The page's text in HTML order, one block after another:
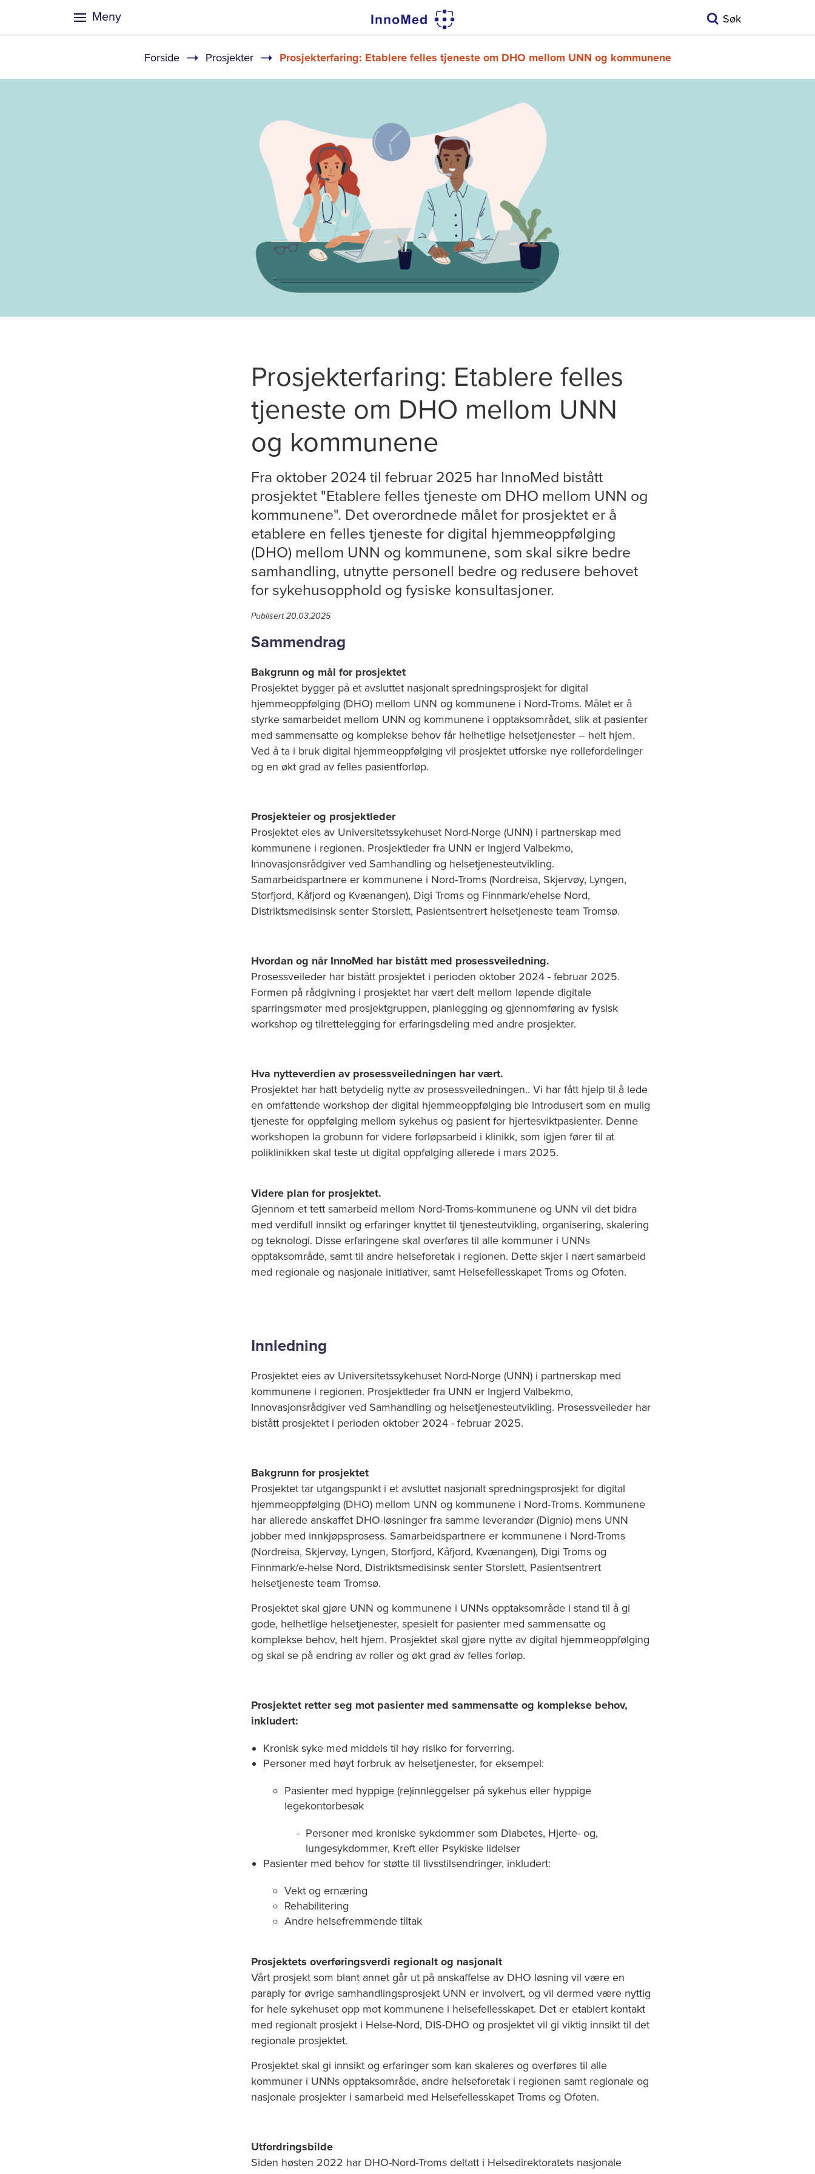
Meny Søk
Navigasjonssti
Forside Prosjekter Prosjekterfaring: Etablere felles tjeneste om DHO mellom UNN og kommunene
Prosjekterfaring: Etablere felles
tjeneste om DHO mellom UNN
og kommunene
Fra oktober 2024 til februar 2025 har InnoMed bistått
prosjektet "Etablere felles tjeneste om DHO mellom UNN og
kommunene". Det overordnede målet for prosjektet er å
etablere en felles tjeneste for digital hjemmeoppfølging
(DHO) mellom UNN og kommunene, som skal sikre bedre
samhandling, utnytte personell bedre og redusere behovet
for sykehusopphold og fysiske konsultasjoner.
Publisert 20.03.2025
Sammendrag
Bakgrunn og mål for prosjektet
Prosjektet bygger på et avsluttet nasjonalt spredningsprosjekt for digital
hjemmeoppfølging (DHO) mellom UNN og kommunene i Nord-Troms. Målet er å
styrke samarbeidet mellom UNN og kommunene i opptaksområdet, slik at pasienter
med sammensatte og komplekse behov får helhetlige helsetjenester – helt hjem.
Ved å ta i bruk digital hjemmeoppfølging vil prosjektet utforske nye rollefordelinger
og en økt grad av felles pasientforløp.
Prosjekteier og prosjektleder
Prosjektet eies av Universitetssykehuset Nord-Norge (UNN) i partnerskap med
kommunene i regionen. Prosjektleder fra UNN er Ingjerd Valbekmo,
Innovasjonsrådgiver ved Samhandling og helsetjenesteutvikling.
Samarbeidspartnere er kommunene i Nord-Troms (Nordreisa, Skjervøy, Lyngen,
Storfjord, Kåfjord og Kvænangen), Digi Troms og Finnmark/ehelse Nord,
Distriktsmedisinsk senter Storslett, Pasientsentrert helsetjeneste team Tromsø.
Hvordan og når InnoMed har bistått med prosessveiledning.
Prosessveileder har bistått prosjektet i perioden oktober 2024 - februar 2025.
Formen på rådgivning i prosjektet har vært delt mellom løpende digitale
sparringsmøter med prosjektgruppen, planlegging og gjennomføring av fysisk
workshop og tilrettelegging for erfaringsdeling med andre prosjekter.
Hva nytteverdien av prosessveiledningen har vært.
Prosjektet har hatt betydelig nytte av prosessveiledningen.. Vi har fått hjelp til å lede
en omfattende workshop der digital hjemmeoppfølging ble introdusert som en mulig
tjeneste for oppfølging mellom sykehus og pasient for hjertesviktpasienter. Denne
workshopen la grobunn for videre forløpsarbeid i klinikk, som igjen fører til at
poliklinikken skal teste ut digital oppfølging allerede i mars 2025.
Videre plan for prosjektet.
Gjennom et tett samarbeid mellom Nord-Troms-kommunene og UNN vil det bidra
med verdifull innsikt og erfaringer knyttet til tjenesteutvikling, organisering, skalering
og teknologi. Disse erfaringene skal overføres til alle kommuner i UNNs
opptaksområde, samt til andre helseforetak i regionen. Dette skjer i nært samarbeid
med regionale og nasjonale initiativer, samt Helsefellesskapet Troms og Ofoten.
Innledning
Prosjektet eies av Universitetssykehuset Nord-Norge (UNN) i partnerskap med
kommunene i regionen. Prosjektleder fra UNN er Ingjerd Valbekmo,
Innovasjonsrådgiver ved Samhandling og helsetjenesteutvikling. Prosessveileder har
bistått prosjektet i perioden oktober 2024 - februar 2025.
Bakgrunn for prosjektet
Prosjektet tar utgangspunkt i et avsluttet nasjonalt spredningsprosjekt for digital
hjemmeoppfølging (DHO) mellom UNN og kommunene i Nord-Troms. Kommunene
har allerede anskaffet DHO-løsninger fra samme leverandør (Dignio) mens UNN
jobber med innkjøpsprosess. Samarbeidspartnere er kommunene i Nord-Troms
(Nordreisa, Skjervøy, Lyngen, Storfjord, Kåfjord, Kvænangen), Digi Troms og
Finnmark/e-helse Nord, Distriktsmedisinsk senter Storslett, Pasientsentrert
helsetjeneste team Tromsø.
Prosjektet skal gjøre UNN og kommunene i UNNs opptaksområde i stand til å gi
gode, helhetlige helsetjenester, spesielt for pasienter med sammensatte og
komplekse behov, helt hjem. Prosjektet skal gjøre nytte av digital hjemmeoppfølging
og skal se på endring av roller og økt grad av felles forløp.
Prosjektet retter seg mot pasienter med sammensatte og komplekse behov,
inkludert:
Kronisk syke med middels til høy risiko for forverring.
Personer med høyt forbruk av helsetjenester, for eksempel:
Pasienter med hyppige (re)innleggelser på sykehus eller hyppige
legekontorbesøk
Personer med kroniske sykdommer som Diabetes, Hjerte- og,
lungesykdommer, Kreft eller Psykiske lidelser
Pasienter med behov for støtte til livsstilsendringer, inkludert:
Vekt og ernæring
Rehabilitering
Andre helsefremmende tiltak
Prosjektets overføringsverdi regionalt og nasjonalt
Vårt prosjekt som blant annet går ut på anskaffelse av DHO løsning vil være en
paraply for øvrige samhandlingsprosjekt UNN er involvert, og vil dermed være nyttig
for hele sykehuset opp mot kommunene i helsefellesskapet. Det er etablert kontakt
med regionalt prosjekt i Helse-Nord, DIS-DHO og prosjektet vil gi viktig innsikt til det
regionale prosjektet.
Prosjektet skal gi innsikt og erfaringer som kan skaleres og overføres til alle
kommuner i UNNs opptaksområde, andre helseforetak i regionen samt regionale og
nasjonale prosjekter i samarbeid med Helsefellesskapet Troms og Ofoten.
Utfordringsbilde
Siden høsten 2022 har DHO-Nord-Troms deltatt i Helsedirektoratets nasjonale